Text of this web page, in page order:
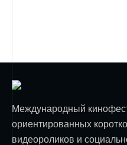
Международный
ориентированных
видеороликов и